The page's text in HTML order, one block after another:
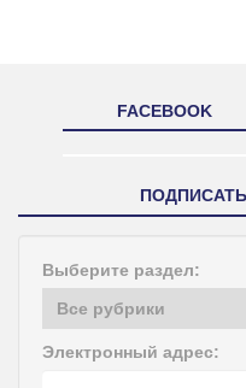
FACEBOOK
Выберите раздел:
Электронный адрес: